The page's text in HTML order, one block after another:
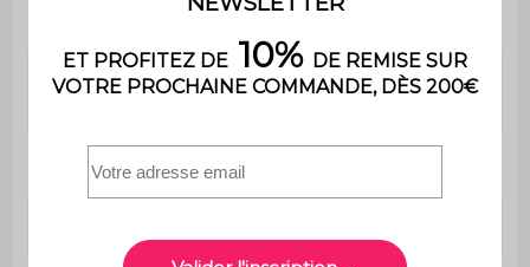
papier
Nombre de
21 paires
Par tiroir